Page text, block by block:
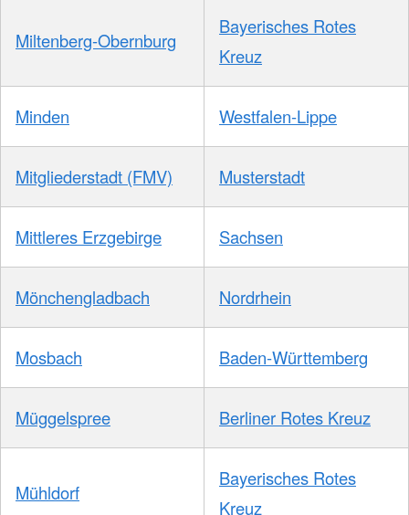
Miltenberg-Obernburg
Bayerisches Rotes
Kreuz
Minden Westfalen-Lippe
Mitgliederstadt (FMV) Musterstadt
Mittleres Erzgebirge Sachsen
Mönchengladbach Nordrhein
Mosbach Baden-Württemberg
Müggelspree Berliner Rotes Kreuz
Mühldorf
Bayerisches Rotes
Kreuz